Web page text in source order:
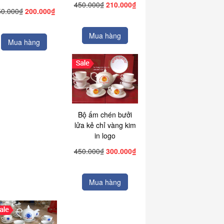
200.000₫
Mua hàng
450.000₫ 210.000₫
Mua hàng
Bộ ấm chén bưởi
lửa kẻ chỉ vàng kim
in logo
450.000₫ 300.000₫
Mua hàng